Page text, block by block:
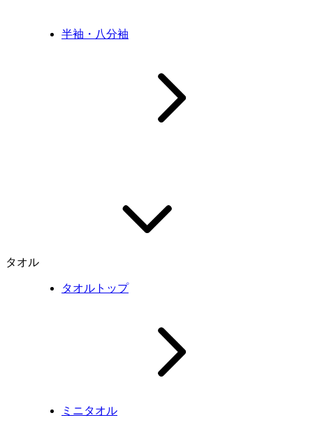
半袖・八分袖
タオル
タオルトップ
ミニタオル